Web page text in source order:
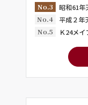
No.3
昭和61年
No.4
平成２年
No.5
Ｋ24メ